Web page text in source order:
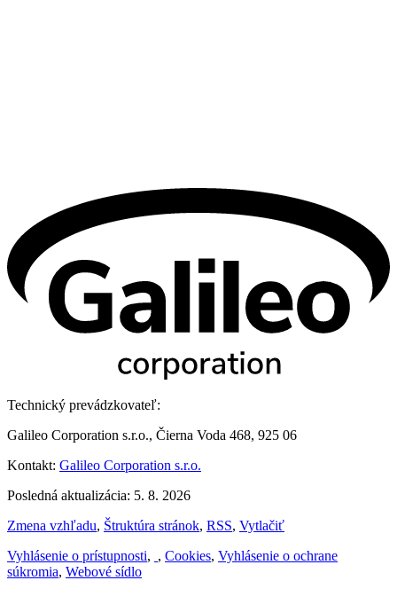
Technický prevádzkovateľ:
Galileo Corporation s.r.o., Čierna Voda 468, 925 06
Kontakt: Galileo Corporation s.r.o.
Posledná aktualizácia: 5. 8. 2026
Zmena vzhľadu, Štruktúra stránok, RSS, Vytlačiť
Vyhlásenie o prístupnosti, , Cookies, Vyhlásenie o ochrane
súkromia, Webové sídlo